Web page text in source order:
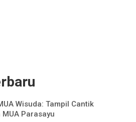
Wisuda: Tampil Cantik
Parasayu